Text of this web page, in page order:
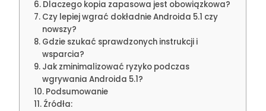
Dlaczego kopia zapasowa jest obowiązkowa?
Czy lepiej wgrać dokładnie Androida 5.1 czy
nowszy?
Gdzie szukać sprawdzonych instrukcji i
wsparcia?
Jak zminimalizować ryzyko podczas
wgrywania Androida 5.1?
Podsumowanie
Źródła: